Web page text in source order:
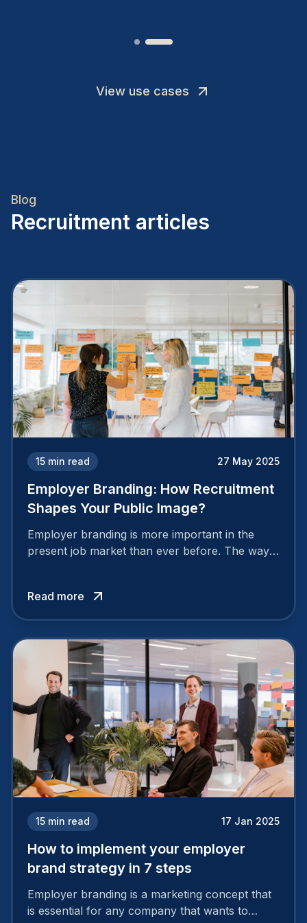
View use cases
Blog
Recruitment articles
15 min read 27 May 2025
Employer Branding: How Recruitment
Shapes Your Public Image?
Employer branding is more important in the
present job market than ever before. The way
Read more
15 min read 17 Jan 2025
How to implement your employer
brand strategy in 7 steps
Employer branding is a marketing concept that
is essential for any company that wants to